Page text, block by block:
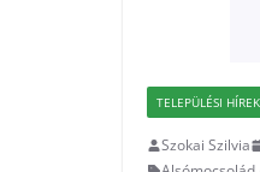
TELEPÜLÉSI HÍREK
Szokai Szilvia